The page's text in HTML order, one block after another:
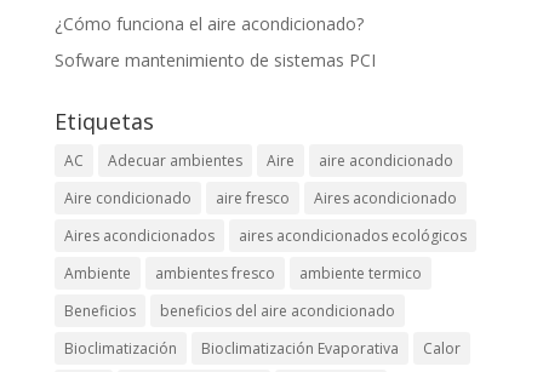
¿Cómo funciona el aire acondicionado?
Sofware mantenimiento de sistemas PCI
Etiquetas
AC Adecuar ambientes Aire
aire acondicionado
Aire condicionado
aire fresco
Aires acondicionado
Aires acondicionados
aires acondicionados ecológicos
Ambiente
ambientes fresco
ambiente termico
Beneficios
beneficios del aire acondicionado
Bioclimatización
Bioclimatización Evaporativa
Calor